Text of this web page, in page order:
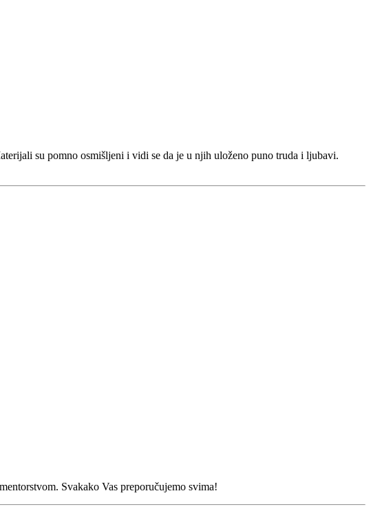
su pomno osmišljeni i vidi se da je u njih uloženo puno truda i ljubavi.
Svakako Vas preporučujemo svima!